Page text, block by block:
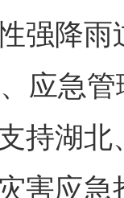
强降
应急
持湖
害应